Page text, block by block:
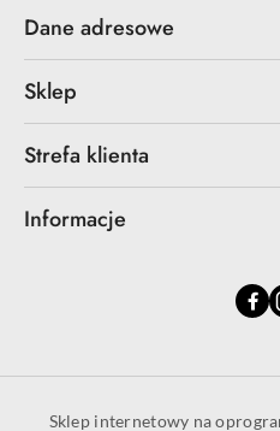
Dane adresowe
Sklep
Strefa klienta
Informacje
Sklep internetowy na